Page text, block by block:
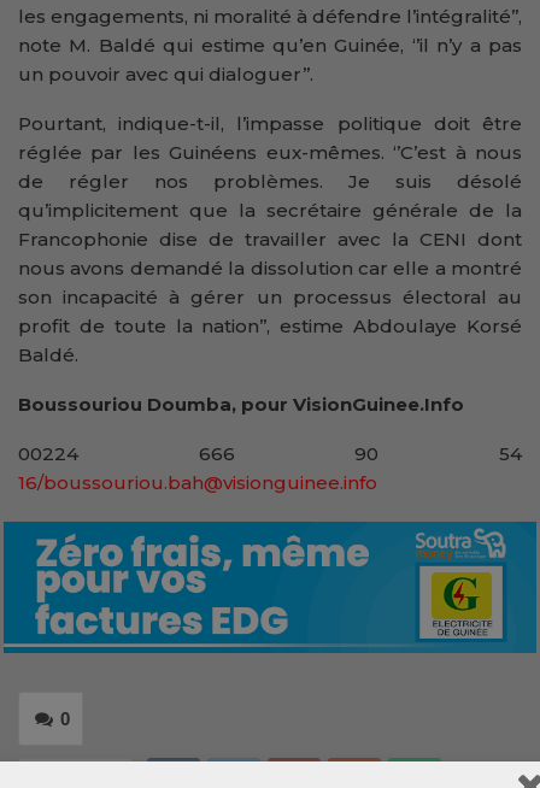
les engagements, ni moralité à défendre l’intégralité’’,
note M. Baldé qui estime qu’en Guinée, ‘’il n’y a pas
un pouvoir avec qui dialoguer’’.
Pourtant, indique-t-il, l’impasse politique doit être
réglée par les Guinéens eux-mêmes. ‘’C’est à nous
de régler nos problèmes. Je suis désolé
qu’implicitement que la secrétaire générale de la
Francophonie dise de travailler avec la CENI dont
nous avons demandé la dissolution car elle a montré
son incapacité à gérer un processus électoral au
profit de toute la nation’’, estime Abdoulaye Korsé
Baldé.
Boussouriou Doumba, pour VisionGuinee.Info
00224 666 90 54
16/boussouriou.bah@visionguinee.info
0